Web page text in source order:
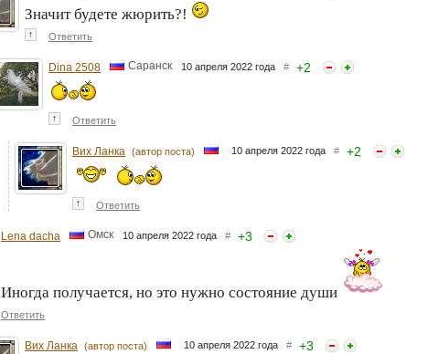
Значит будете жюрить?!
↑ Ответить
Dina 2508 Саранск 10 апреля 2022 года # +2
↑ Ответить
Вих Ланка (автор поста) 10 апреля 2022 года # +2
↑ Ответить
Lena dacha Омск 10 апреля 2022 года # +3
Иногда получается, но это нужно состояние души
Ответить
Вих Ланка (автор поста) 10 апреля 2022 года # +3